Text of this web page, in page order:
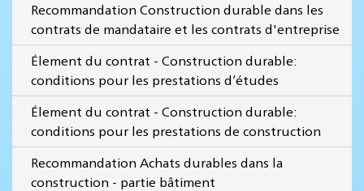
Recommandation Construction durable dans les
contrats de mandataire et les contrats d'entreprise
Élement du contrat - Construction durable:
conditions pour les prestations d‘études
Élement du contrat - Construction durable:
conditions pour les prestations de construction
Recommandation Achats durables dans la
construction - partie bâtiment